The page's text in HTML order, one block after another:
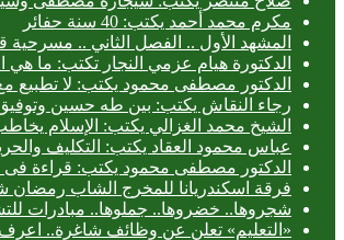
مكرم محمد أحمد يكتب: 40 سنة حفائر
المشهد الأول .. الفصل الثاني ..
الدكتورة هيام عزمي النجار تكتب: ما هي
الدكتور مصطفى محمود يكتب: لا تطبيع
رجاء النقاش يكتب: بين طه حسين
الشيخ محمد الغزالي يكتب: الإسلام
عباس محمود العقاد يكتب: التكليف
الدكتور مصطفى محمود يكتب: قراءة فى
فرقة اسكندريانا للمخرج الشاب
شجروها.. خضروها.. جملوها.. مبادرات
«التعليم» تعلن عن وظائف شاغرة.. اعرف